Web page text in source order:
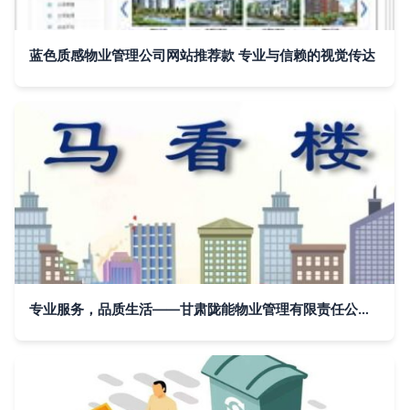
蓝色质感物业管理公司网站推荐款 专业与信赖的视觉传达
专业服务，品质生活——甘肃陇能物业管理有限责任公司物业管理实践